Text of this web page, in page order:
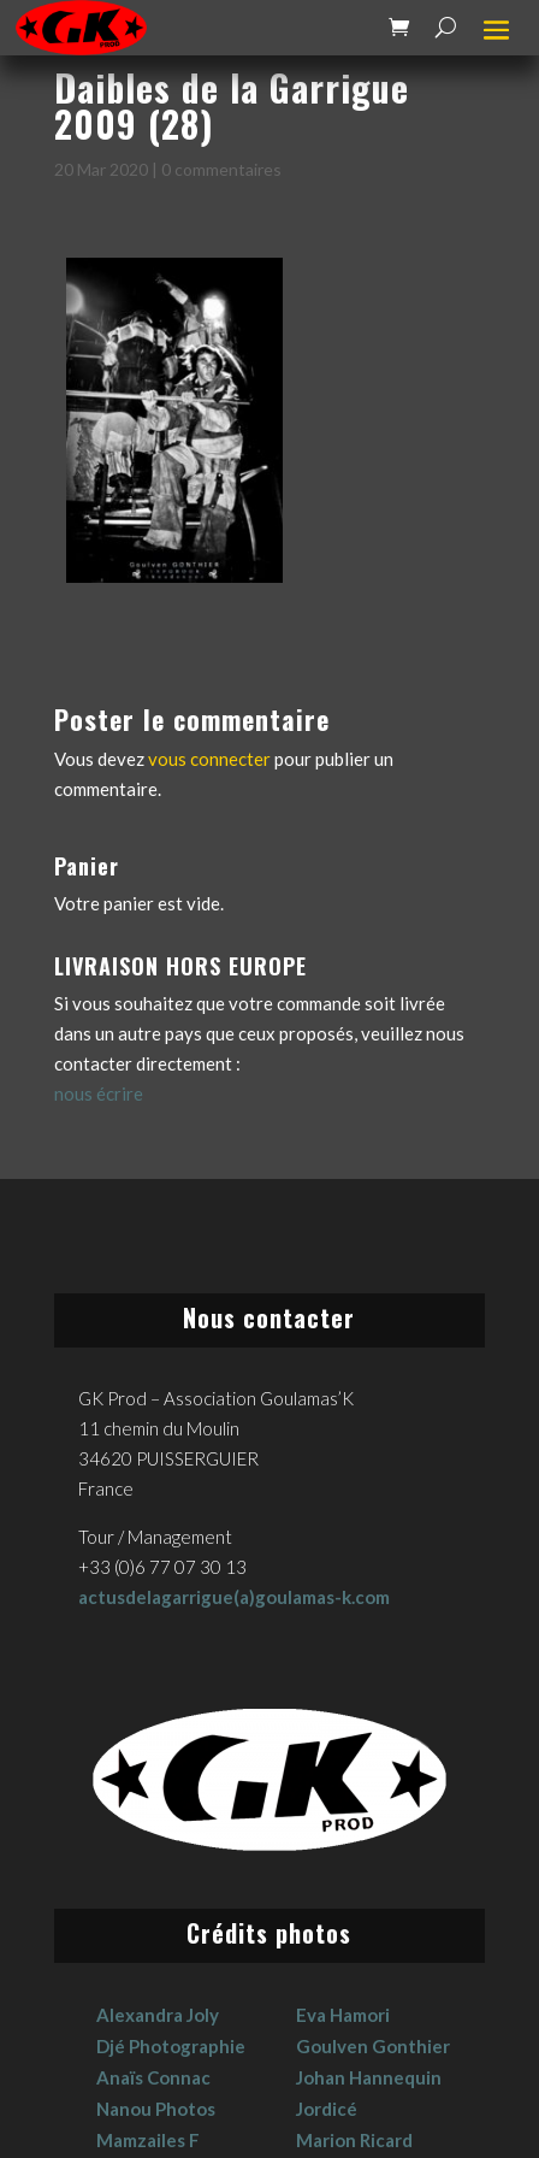
Daibles de la Garrigue
2009 (28)
20 Mar 2020| 0 commentaires
Poster le commentaire
Vous devezvous connecterpour publier un
commentaire.
Panier
Votre panier est vide.
LIVRAISON HORS EUROPE
Si vous souhaitez que votre commande soit livrée
dans un autre pays que ceux proposés, veuillez nous
contacter directement :
nous écrire
Nous contacter
GK Prod – Association Goulamas’K
11 chemin du Moulin
34620 PUISSERGUIER
France
Tour / Management
+33 (0)6 77 07 30 13
actusdelagarrigue(a)goulamas-k.com
Crédits photos
Alexandra Joly
Djé Photographie
Anaïs Connac
Nanou Photos
Mamzailes F
Eva Hamori
Goulven Gonthier
Johan Hannequin
Jordicé
Marion Ricard